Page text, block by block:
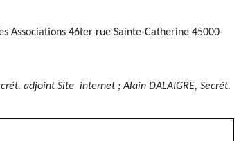
Associations 46ter rue Sainte-Catherine 45000-
adjoint Site internet ; Alain DALAIGRE, Secrét.